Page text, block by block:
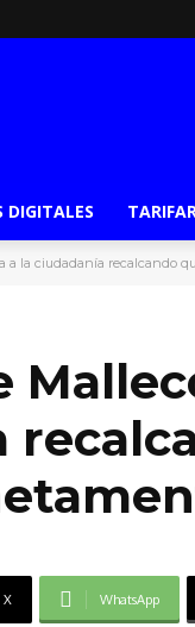
DIGITALES
a la ciudadanía recalcando
X WhatsApp